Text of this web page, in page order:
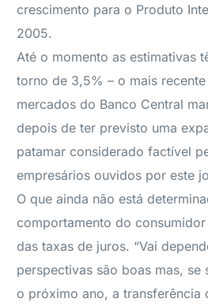
crescimento para o Produto
2005.
Até o momento as estimativas
torno de 3,5% – o mais
mercados do Banco Central
depois de ter previsto uma
patamar considerado factível
empresários ouvidos por este
O que ainda não está
comportamento do
das taxas de juros. “Vai
perspectivas são boas mas, se
o próximo ano, a transferência